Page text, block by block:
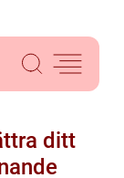
ditt